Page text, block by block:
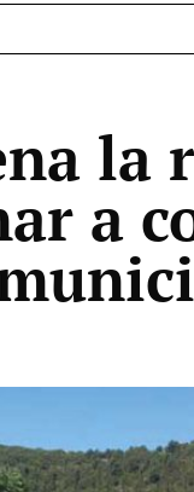
la
a